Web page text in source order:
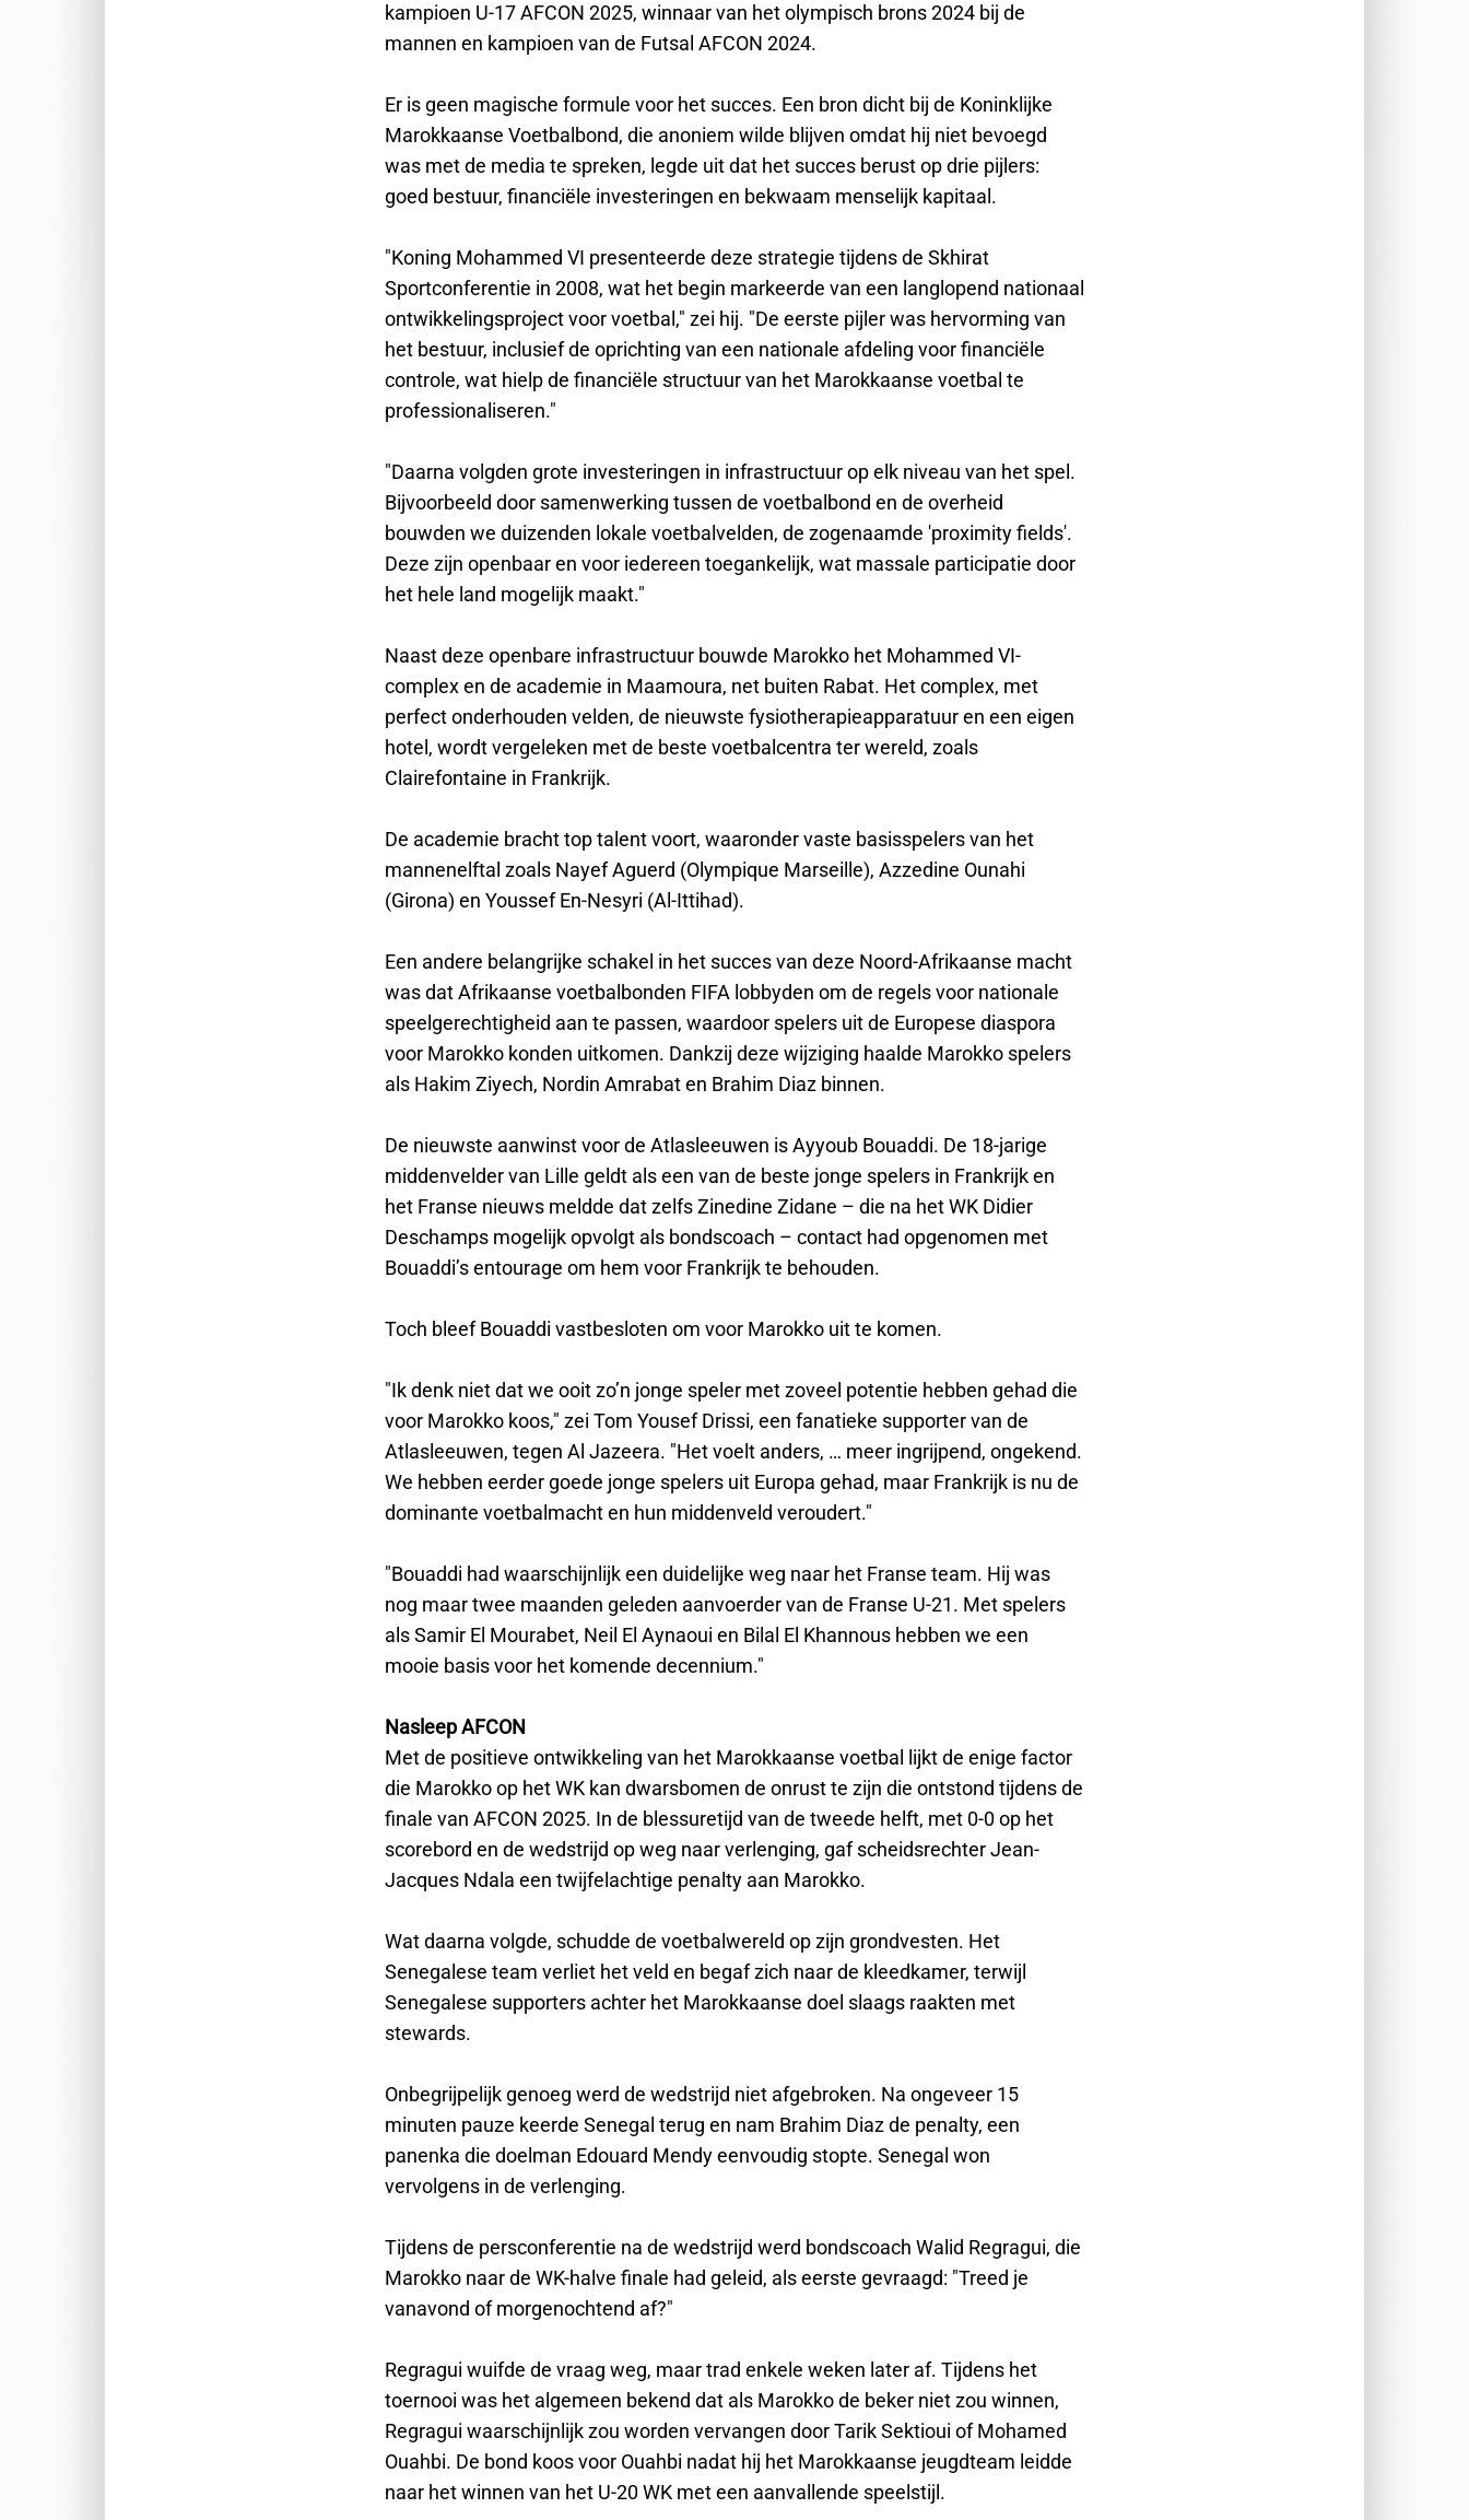
kampioen U-17 AFCON 2025, winnaar van het olympisch brons 2024 bij de
mannen en kampioen van de Futsal AFCON 2024.
Er is geen magische formule voor het succes. Een bron dicht bij de Koninklijke
Marokkaanse Voetbalbond, die anoniem wilde blijven omdat hij niet bevoegd
was met de media te spreken, legde uit dat het succes berust op drie pijlers:
goed bestuur, financiële investeringen en bekwaam menselijk kapitaal.
"Koning Mohammed VI presenteerde deze strategie tijdens de Skhirat
Sportconferentie in 2008, wat het begin markeerde van een langlopend nationaal
ontwikkelingsproject voor voetbal," zei hij. "De eerste pijler was hervorming van
het bestuur, inclusief de oprichting van een nationale afdeling voor financiële
controle, wat hielp de financiële structuur van het Marokkaanse voetbal te
professionaliseren."
"Daarna volgden grote investeringen in infrastructuur op elk niveau van het spel.
Bijvoorbeeld door samenwerking tussen de voetbalbond en de overheid
bouwden we duizenden lokale voetbalvelden, de zogenaamde 'proximity fields'.
Deze zijn openbaar en voor iedereen toegankelijk, wat massale participatie door
het hele land mogelijk maakt."
Naast deze openbare infrastructuur bouwde Marokko het Mohammed VI-
complex en de academie in Maamoura, net buiten Rabat. Het complex, met
perfect onderhouden velden, de nieuwste fysiotherapieapparatuur en een eigen
hotel, wordt vergeleken met de beste voetbalcentra ter wereld, zoals
Clairefontaine in Frankrijk.
De academie bracht top talent voort, waaronder vaste basisspelers van het
mannenelftal zoals Nayef Aguerd (Olympique Marseille), Azzedine Ounahi
(Girona) en Youssef En-Nesyri (Al-Ittihad).
Een andere belangrijke schakel in het succes van deze Noord-Afrikaanse macht
was dat Afrikaanse voetbalbonden FIFA lobbyden om de regels voor nationale
speelgerechtigheid aan te passen, waardoor spelers uit de Europese diaspora
voor Marokko konden uitkomen. Dankzij deze wijziging haalde Marokko spelers
als Hakim Ziyech, Nordin Amrabat en Brahim Diaz binnen.
De nieuwste aanwinst voor de Atlasleeuwen is Ayyoub Bouaddi. De 18-jarige
middenvelder van Lille geldt als een van de beste jonge spelers in Frankrijk en
het Franse nieuws meldde dat zelfs Zinedine Zidane – die na het WK Didier
Deschamps mogelijk opvolgt als bondscoach – contact had opgenomen met
Bouaddi’s entourage om hem voor Frankrijk te behouden.
Toch bleef Bouaddi vastbesloten om voor Marokko uit te komen.
"Ik denk niet dat we ooit zo’n jonge speler met zoveel potentie hebben gehad die
voor Marokko koos," zei Tom Yousef Drissi, een fanatieke supporter van de
Atlasleeuwen, tegen Al Jazeera. "Het voelt anders, … meer ingrijpend, ongekend.
We hebben eerder goede jonge spelers uit Europa gehad, maar Frankrijk is nu de
dominante voetbalmacht en hun middenveld veroudert."
"Bouaddi had waarschijnlijk een duidelijke weg naar het Franse team. Hij was
nog maar twee maanden geleden aanvoerder van de Franse U-21. Met spelers
als Samir El Mourabet, Neil El Aynaoui en Bilal El Khannous hebben we een
mooie basis voor het komende decennium."
Nasleep AFCON
Met de positieve ontwikkeling van het Marokkaanse voetbal lijkt de enige factor
die Marokko op het WK kan dwarsbomen de onrust te zijn die ontstond tijdens de
finale van AFCON 2025. In de blessuretijd van de tweede helft, met 0-0 op het
scorebord en de wedstrijd op weg naar verlenging, gaf scheidsrechter Jean-
Jacques Ndala een twijfelachtige penalty aan Marokko.
Wat daarna volgde, schudde de voetbalwereld op zijn grondvesten. Het
Senegalese team verliet het veld en begaf zich naar de kleedkamer, terwijl
Senegalese supporters achter het Marokkaanse doel slaags raakten met
stewards.
Onbegrijpelijk genoeg werd de wedstrijd niet afgebroken. Na ongeveer 15
minuten pauze keerde Senegal terug en nam Brahim Diaz de penalty, een
panenka die doelman Edouard Mendy eenvoudig stopte. Senegal won
vervolgens in de verlenging.
Tijdens de persconferentie na de wedstrijd werd bondscoach Walid Regragui, die
Marokko naar de WK-halve finale had geleid, als eerste gevraagd: "Treed je
vanavond of morgenochtend af?"
Regragui wuifde de vraag weg, maar trad enkele weken later af. Tijdens het
toernooi was het algemeen bekend dat als Marokko de beker niet zou winnen,
Regragui waarschijnlijk zou worden vervangen door Tarik Sektioui of Mohamed
Ouahbi. De bond koos voor Ouahbi nadat hij het Marokkaanse jeugdteam leidde
naar het winnen van het U-20 WK met een aanvallende speelstijl.